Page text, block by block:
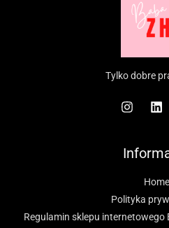
Tylko dobre
Home
Polityka
Regulamin sklepu internetowego